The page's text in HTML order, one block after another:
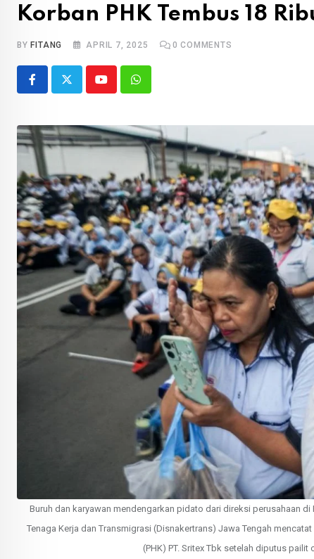
Korban PHK Tembus 18
BY FITANG APRIL 7, 2025 0 COMMENTS
YoutubeWhatsapp
Buruh dan karyawan mendengarkan pidato dari direksi perusahaan
Tenaga Kerja dan Transmigrasi (Disnakertrans) Jawa Tengah
(PHK) PT. Sritex Tbk setelah diputus